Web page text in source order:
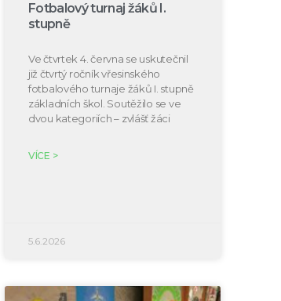
Fotbalový turnaj žáků I.
stupně
Ve čtvrtek 4. června se uskutečnil
již čtvrtý ročník vřesinského
fotbalového turnaje žáků I. stupně
základních škol. Soutěžilo se ve
dvou kategoriích – zvlášť žáci
VÍCE >
5.6.2026